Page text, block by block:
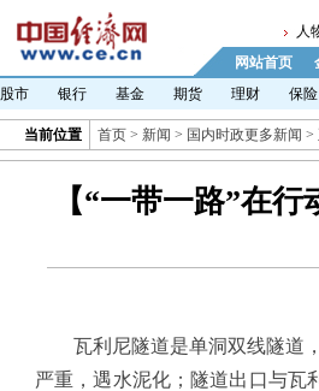
人
网站首页
股市
银行 基金 期货 理财 保险
当前位置 首页 > 新闻 > 国内时政更多新闻 >
【“一带一路”在
瓦利尼隧道是单洞双线隧道，
严重，遇水泥化；隧道出口与瓦